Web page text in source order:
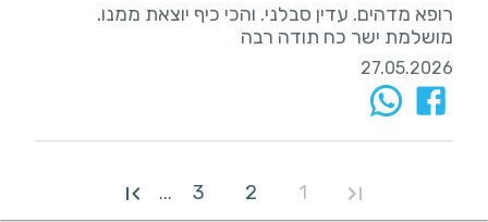
רופא מדהים. עדין סבלני. והכי כיף יוצאת ממנו.
מושלמת ישר כח תודה רבה
27.05.2026
1
2
3
...